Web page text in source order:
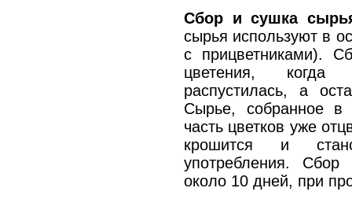
Сбор и сушка
сырья используют в
с прицветниками).
цветения, когда
распустилась, а
Сырье, собранное в
часть цветков уже
крошится и
употребления.
около 10 дней, при